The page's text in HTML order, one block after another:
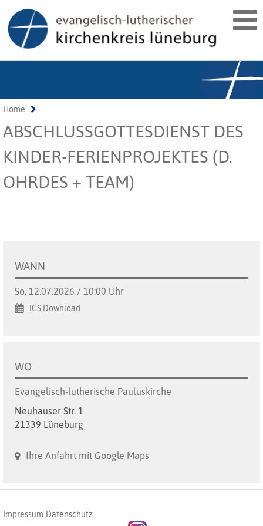
Home
ABSCHLUSSGOTTESDIENST DES
KINDER-FERIENPROJEKTES (D.
OHRDES + TEAM)
WANN
So, 12.07.2026 / 10:00 Uhr
ICS Download
WO
Evangelisch-lutherische Pauluskirche
Neuhauser Str. 1
21339 Lüneburg
Ihre Anfahrt mit Google Maps
Impressum Datenschutz